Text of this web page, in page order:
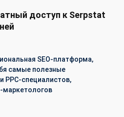
доступ к Serpstat
SEO-платформа,
самые полезные
PPC-специалистов,
маркетологов